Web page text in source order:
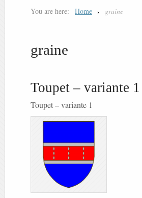
You are here: Home graine
graine
Toupet – variante 1
Toupet – variante 1